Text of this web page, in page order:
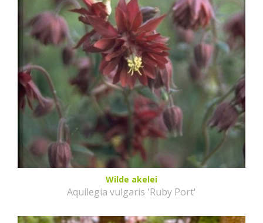
Wilde akelei
Aquilegia vulgaris 'Ruby Port'